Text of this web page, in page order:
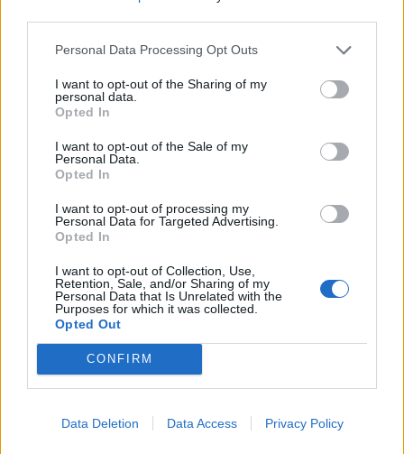
Personal Data Processing Opt Outs
I want to opt-out of the Sharing of my
personal data.
Opted In
I want to opt-out of the Sale of my
Personal Data.
Opted In
I want to opt-out of processing my
Personal Data for Targeted Advertising.
Opted In
I want to opt-out of Collection, Use,
Retention, Sale, and/or Sharing of my
Personal Data that Is Unrelated with the
Purposes for which it was collected.
Opted Out
CONFIRM
Data Deletion Data Access Privacy Policy
Σχετικά Άρθρα